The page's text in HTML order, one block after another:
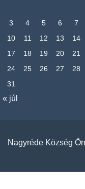
3
4 5 6 7
10
11 12 13 14
17
18 19 20 21
24
25 26 27 28
31
« júl
Nagyréde Község